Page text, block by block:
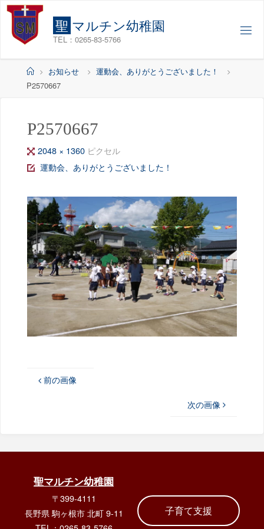
コ
聖 マルチン幼稚園
TEL：0265-83-5766
ホ
ー
お知らせ
運動会、ありがとうございました！
P2570667
P2570667
フ
ル
イ
ズ
2048 × 1360 ピクセル
運動会、ありがとうございました！
前の画像
次の画像
聖マルチン幼稚園
〒399-4111
長野県 駒ヶ根市 北町 9-11
子育て支援